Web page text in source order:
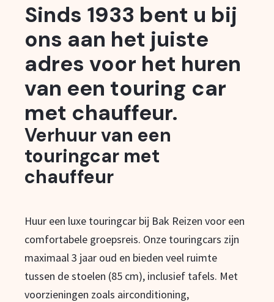
Sinds 1933 bent u bij
ons aan het juiste
adres voor het huren
van een touring car
met chauffeur.
Verhuur van een
touringcar met
chauffeur
Huur een luxe touringcar bij Bak Reizen voor een
comfortabele groepsreis. Onze touringcars zijn
maximaal 3 jaar oud en bieden veel ruimte
tussen de stoelen (85 cm), inclusief tafels. Met
voorzieningen zoals airconditioning,